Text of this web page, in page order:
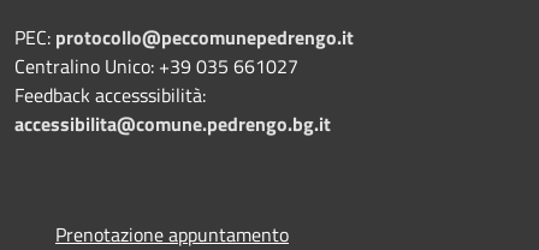
PEC: protocollo@peccomunepedrengo.it
Centralino Unico: +39 035 661027
Feedback accesssibilità:
accessibilita@comune.pedrengo.bg.it
Prenotazione appuntamento